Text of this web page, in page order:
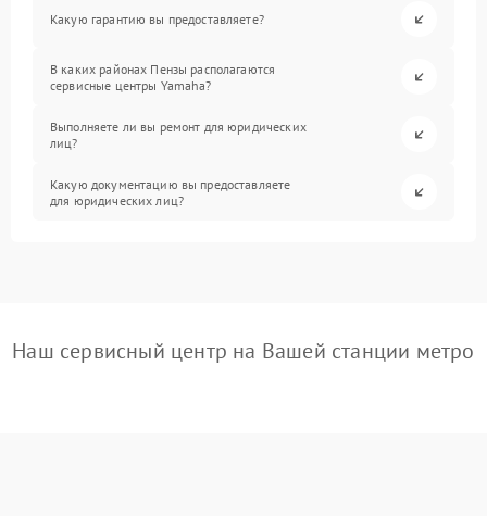
Какую гарантию вы предоставляете?
В каких районах Пензы располагаются
сервисные центры Yamaha?
Выполняете ли вы ремонт для юридических
лиц?
Какую документацию вы предоставляете
для юридических лиц?
Наш сервисный центр на Вашей станции метро